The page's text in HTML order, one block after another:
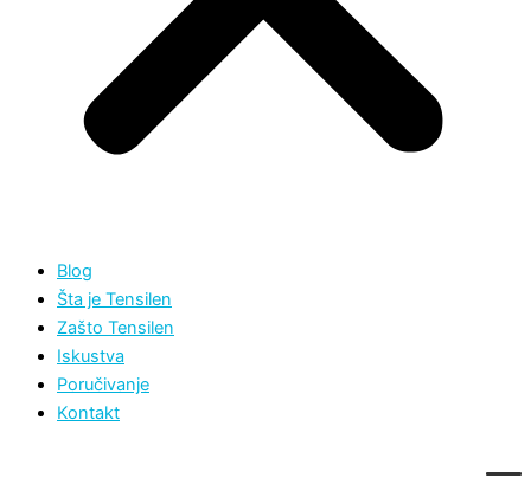
Blog
Šta je Tensilen
Zašto Tensilen
Iskustva
Poručivanje
Kontakt